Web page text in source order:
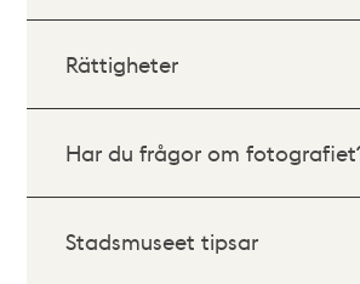
Rättigheter
Har du frågor om
Stadsmuseet tipsar